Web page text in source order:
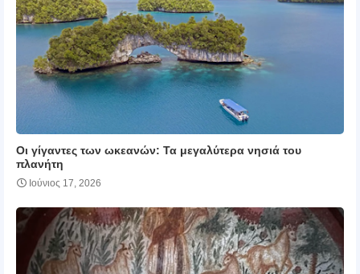
Οι γίγαντες των ωκεανών: Τα μεγαλύτερα νησιά του
πλανήτη
Ιούνιος 17, 2026